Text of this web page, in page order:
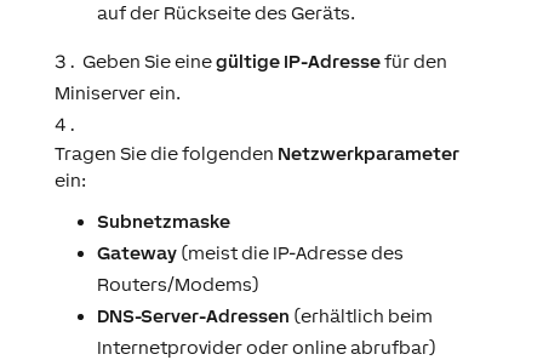
auf der Rückseite des Geräts.
Geben Sie einegültige IP-Adressefür den
Miniserver ein.
Tragen Sie die folgenden Netzwerkparameter
ein:
Subnetzmaske
Gateway(meist die IP-Adresse des
Routers/Modems)
DNS-Server-Adressen (erhältlich beim
Internetprovider oder online abrufbar)